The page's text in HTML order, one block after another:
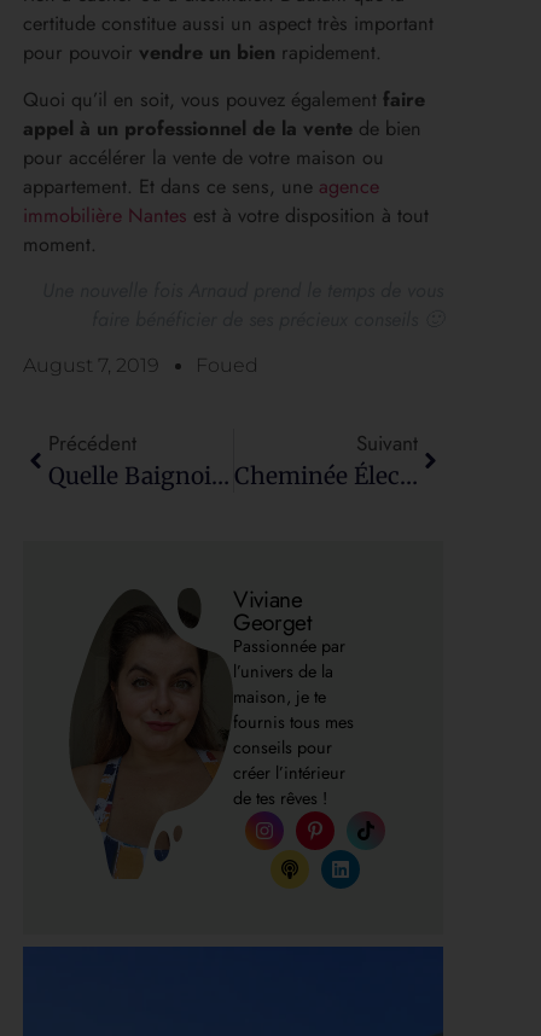
certitude constitue aussi un aspect très important
pour pouvoir vendre un bien rapidement.
Quoi qu’il en soit, vous pouvez égalementfaire
appel à un professionnel de la vente de bien
pour accélérer la vente de votre maison ou
appartement. Et dans ce sens, une agence
immobilière Nantes est à votre disposition à tout
moment.
August 7, 2019 Foued
Précédent
Quelle Baignoire Pour Une Grande Salle De Bains
Suivant
Cheminée Électrique : Les Conseils Déco Intérieure De Mick
Viviane
Georget
Passionnée par
l’univers de la
maison, je te
fournis tous mes
conseils pour
créer l’intérieur
de tes rêves !